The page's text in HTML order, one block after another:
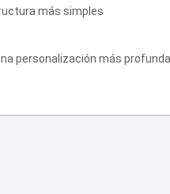
más simples
personalización más profunda